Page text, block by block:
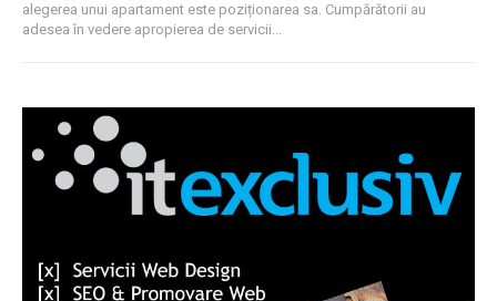
alegerea unui apartament este poziționarea sa. Cumpărătorii au
adesea în vedere apropierea de servicii...